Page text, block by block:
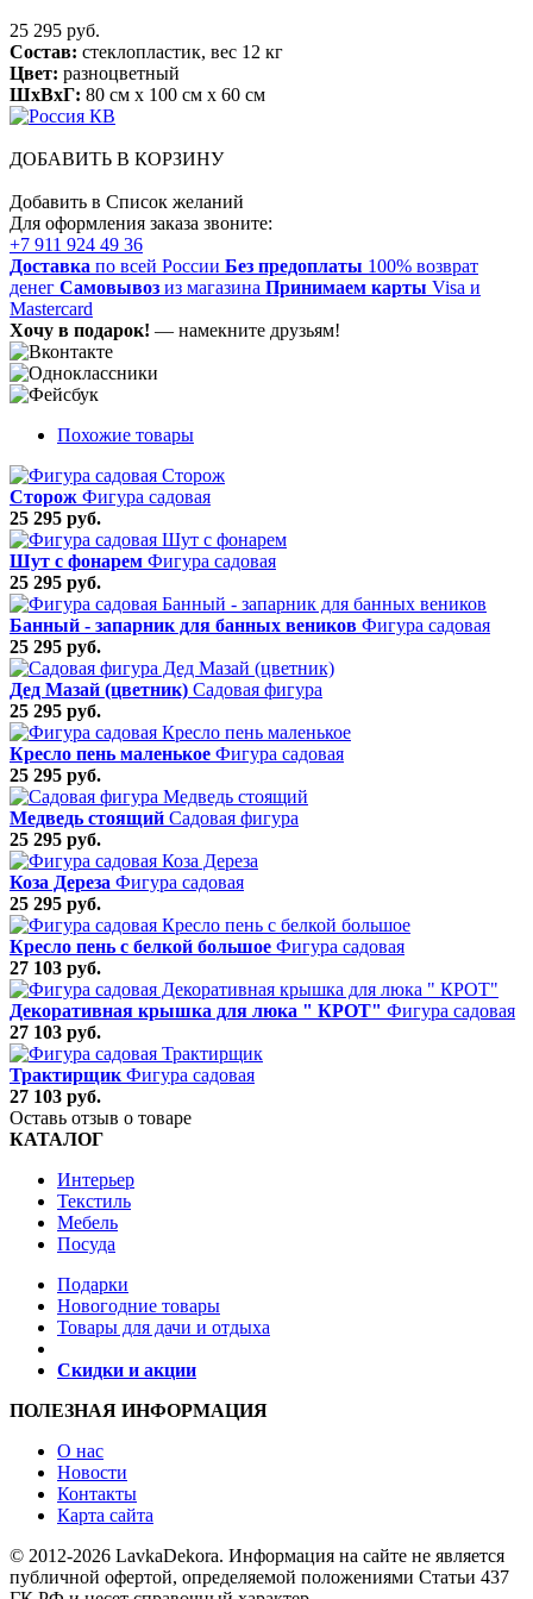
25 295 руб.
Состав: стеклопластик, вес 12 кг
Цвет: разноцветный
ШхВхГ: 80 см x 100 см x 60 см
ДОБАВИТЬ В КОРЗИНУ
Добавить в Список желаний
Для оформления заказа звоните:
+7 911 924 49 36
Доставка по всей России Без предоплаты 100% возврат
денег Самовывоз из магазина Принимаем карты Visa и
Mastercard
Хочу в подарок! — намекните друзьям!
Похожие товары
Сторож Фигура садовая
25 295 руб.
Шут с фонарем Фигура садовая
25 295 руб.
Банный - запарник для банных веников Фигура садовая
25 295 руб.
Дед Мазай (цветник) Садовая фигура
25 295 руб.
Кресло пень маленькое Фигура садовая
25 295 руб.
Медведь стоящий Садовая фигура
25 295 руб.
Коза Дереза Фигура садовая
25 295 руб.
Кресло пень с белкой большое Фигура садовая
27 103 руб.
Декоративная крышка для люка " КРОТ" Фигура садовая
27 103 руб.
Трактирщик Фигура садовая
27 103 руб.
Оставь отзыв о товаре
КАТАЛОГ
Интерьер
Текстиль
Мебель
Посуда
Подарки
Новогодние товары
Товары для дачи и отдыха
Скидки и акции
ПОЛЕЗНАЯ ИНФОРМАЦИЯ
О нас
Новости
Контакты
Карта сайта
© 2012-2026 LavkaDekora. Информация на сайте не является
публичной офертой, определяемой положениями Статьи 437